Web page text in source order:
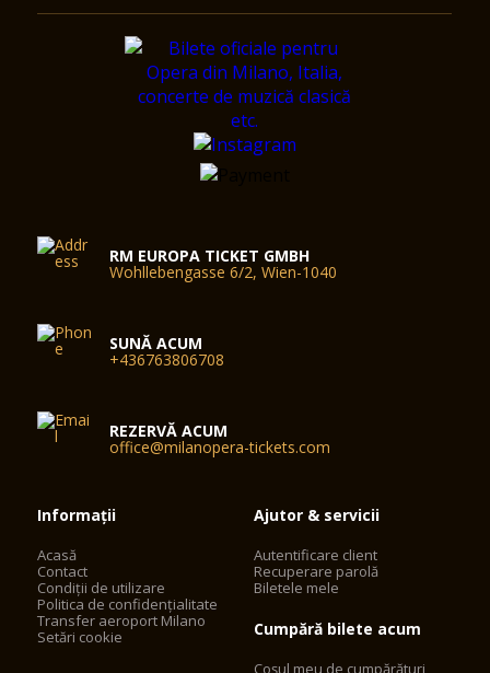
RM EUROPA TICKET GMBH
Wohllebengasse 6/2, Wien-1040
SUNĂ ACUM
+436763806708
REZERVĂ ACUM
office@milanopera-tickets.com
Informații
Acasă
Contact
Condiții de utilizare
Politica de confidențialitate
Transfer aeroport Milano
Setări cookie
Ajutor & servicii
Autentificare client
Recuperare parolă
Biletele mele
Cumpără bilete acum
Coșul meu de cumpărături